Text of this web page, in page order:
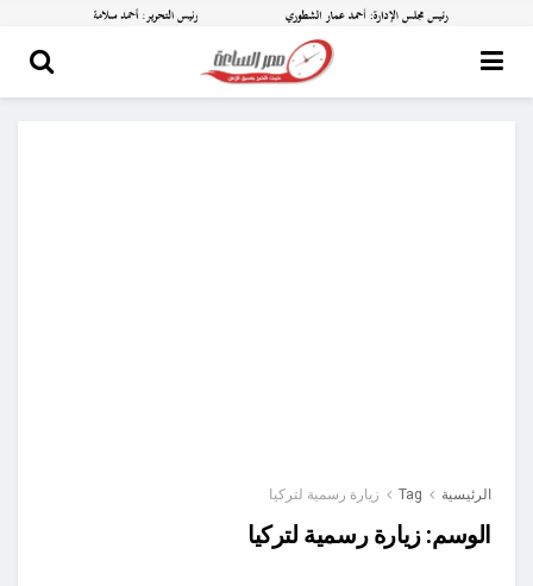
الرئيسية Tag زيارة رسمية لتركيا
الوسم:زيارة رسمية لتركيا